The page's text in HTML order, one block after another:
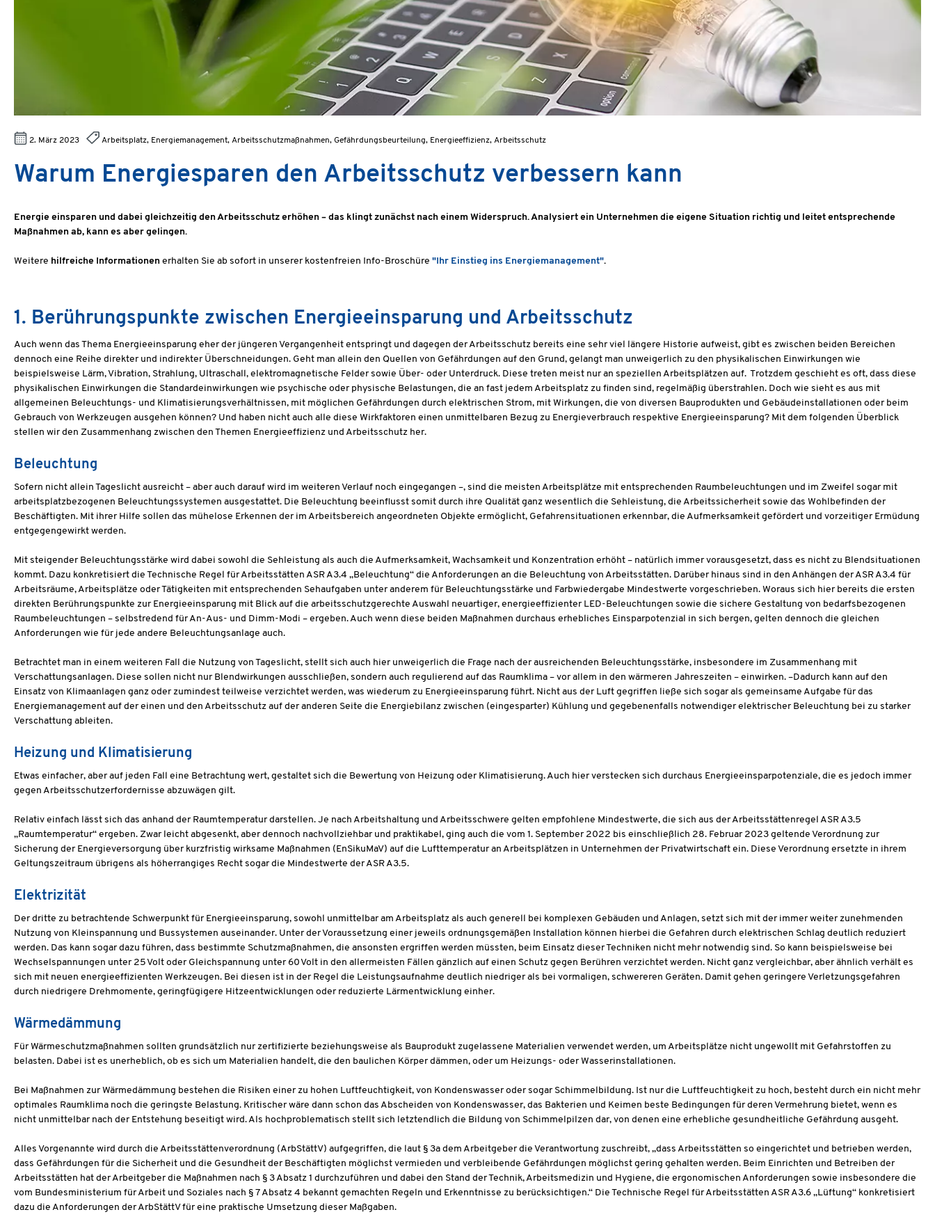
2. März 2023 Arbeitsplatz, Energiemanagement, Arbeitsschutzmaßnahmen, Gefährdungsbeurteilung, Energieeffizienz, Arbeitsschutz
Warum Energiesparen den Arbeitsschutz verbessern kann
Energie einsparen und dabei gleichzeitig den Arbeitsschutz erhöhen – das klingt zunächst nach einem Widerspruch. Analysiert ein Unternehmen die eigene Situation richtig und leitet entsprechende
Maßnahmen ab, kann es aber gelingen.
Weitere hilfreiche Informationen erhalten Sie ab sofort in unserer kostenfreien Info-Broschüre "Ihr Einstieg ins Energiemanagement".
1. Berührungspunkte zwischen Energieeinsparung und Arbeitsschutz
Auch wenn das Thema Energieeinsparung eher der jüngeren Vergangenheit entspringt und dagegen der Arbeitsschutz bereits eine sehr viel längere Historie aufweist, gibt es zwischen beiden Bereichen
dennoch eine Reihe direkter und indirekter Überschneidungen. Geht man allein den Quellen von Gefährdungen auf den Grund, gelangt man unweigerlich zu den physikalischen Einwirkungen wie
beispielsweise Lärm, Vibration, Strahlung, Ultraschall, elektromagnetische Felder sowie Über- oder Unterdruck. Diese treten meist nur an speziellen Arbeitsplätzen auf. Trotzdem geschieht es oft, dass diese
physikalischen Einwirkungen die Standardeinwirkungen wie psychische oder physische Belastungen, die an fast jedem Arbeitsplatz zu finden sind, regelmäßig überstrahlen. Doch wie sieht es aus mit
allgemeinen Beleuchtungs- und Klimatisierungsverhältnissen, mit möglichen Gefährdungen durch elektrischen Strom, mit Wirkungen, die von diversen Bauprodukten und Gebäudeinstallationen oder beim
Gebrauch von Werkzeugen ausgehen können? Und haben nicht auch alle diese Wirkfaktoren einen unmittelbaren Bezug zu Energieverbrauch respektive Energieeinsparung? Mit dem folgenden Überblick
stellen wir den Zusammenhang zwischen den Themen Energieeffizienz und Arbeitsschutz her.
Beleuchtung
Sofern nicht allein Tageslicht ausreicht – aber auch darauf wird im weiteren Verlauf noch eingegangen –, sind die meisten Arbeitsplätze mit entsprechenden Raumbeleuchtungen und im Zweifel sogar mit
arbeitsplatzbezogenen Beleuchtungssystemen ausgestattet. Die Beleuchtung beeinflusst somit durch ihre Qualität ganz wesentlich die Sehleistung, die Arbeitssicherheit sowie das Wohlbefinden der
Beschäftigten. Mit ihrer Hilfe sollen das mühelose Erkennen der im Arbeitsbereich angeordneten Objekte ermöglicht, Gefahrensituationen erkennbar, die Aufmerksamkeit gefördert und vorzeitiger Ermüdung
entgegengewirkt werden.
Mit steigender Beleuchtungsstärke wird dabei sowohl die Sehleistung als auch die Aufmerksamkeit, Wachsamkeit und Konzentration erhöht – natürlich immer vorausgesetzt, dass es nicht zu Blendsituationen
kommt. Dazu konkretisiert die Technische Regel für Arbeitsstätten ASR A3.4 „Beleuchtung“ die Anforderungen an die Beleuchtung von Arbeitsstätten. Darüber hinaus sind in den Anhängen der ASR A3.4 für
Arbeitsräume, Arbeitsplätze oder Tätigkeiten mit entsprechenden Sehaufgaben unter anderem für Beleuchtungsstärke und Farbwiedergabe Mindestwerte vorgeschrieben. Woraus sich hier bereits die ersten
direkten Berührungspunkte zur Energieeinsparung mit Blick auf die arbeitsschutzgerechte Auswahl neuartiger, energieeffizienter LED-Beleuchtungen sowie die sichere Gestaltung von bedarfsbezogenen
Raumbeleuchtungen – selbstredend für An-Aus- und Dimm-Modi – ergeben. Auch wenn diese beiden Maßnahmen durchaus erhebliches Einsparpotenzial in sich bergen, gelten dennoch die gleichen
Anforderungen wie für jede andere Beleuchtungsanlage auch.
Betrachtet man in einem weiteren Fall die Nutzung von Tageslicht, stellt sich auch hier unweigerlich die Frage nach der ausreichenden Beleuchtungsstärke, insbesondere im Zusammenhang mit
Verschattungsanlagen. Diese sollen nicht nur Blendwirkungen ausschließen, sondern auch regulierend auf das Raumklima – vor allem in den wärmeren Jahreszeiten – einwirken. –Dadurch kann auf den
Einsatz von Klimaanlagen ganz oder zumindest teilweise verzichtet werden, was wiederum zu Energieeinsparung führt. Nicht aus der Luft gegriffen ließe sich sogar als gemeinsame Aufgabe für das
Energiemanagement auf der einen und den Arbeitsschutz auf der anderen Seite die Energiebilanz zwischen (eingesparter) Kühlung und gegebenenfalls notwendiger elektrischer Beleuchtung bei zu starker
Verschattung ableiten.
Heizung und Klimatisierung
Etwas einfacher, aber auf jeden Fall eine Betrachtung wert, gestaltet sich die Bewertung von Heizung oder Klimatisierung. Auch hier verstecken sich durchaus Energieeinsparpotenziale, die es jedoch immer
gegen Arbeitsschutzerfordernisse abzuwägen gilt.
Relativ einfach lässt sich das anhand der Raumtemperatur darstellen. Je nach Arbeitshaltung und Arbeitsschwere gelten empfohlene Mindestwerte, die sich aus der Arbeitsstättenregel ASR A3.5
„Raumtemperatur“ ergeben. Zwar leicht abgesenkt, aber dennoch nachvollziehbar und praktikabel, ging auch die vom 1. September 2022 bis einschließlich 28. Februar 2023 geltende Verordnung zur
Sicherung der Energieversorgung über kurzfristig wirksame Maßnahmen (EnSikuMaV) auf die Lufttemperatur an Arbeitsplätzen in Unternehmen der Privatwirtschaft ein. Diese Verordnung ersetzte in ihrem
Geltungszeitraum übrigens als höherrangiges Recht sogar die Mindestwerte der ASR A3.5.
Elektrizität
Der dritte zu betrachtende Schwerpunkt für Energieeinsparung, sowohl unmittelbar am Arbeitsplatz als auch generell bei komplexen Gebäuden und Anlagen, setzt sich mit der immer weiter zunehmenden
Nutzung von Kleinspannung und Bussystemen auseinander. Unter der Voraussetzung einer jeweils ordnungsgemäßen Installation können hierbei die Gefahren durch elektrischen Schlag deutlich reduziert
werden. Das kann sogar dazu führen, dass bestimmte Schutzmaßnahmen, die ansonsten ergriffen werden müssten, beim Einsatz dieser Techniken nicht mehr notwendig sind. So kann beispielsweise bei
Wechselspannungen unter 25 Volt oder Gleichspannung unter 60 Volt in den allermeisten Fällen gänzlich auf einen Schutz gegen Berühren verzichtet werden. Nicht ganz vergleichbar, aber ähnlich verhält es
sich mit neuen energieeffizienten Werkzeugen. Bei diesen ist in der Regel die Leistungsaufnahme deutlich niedriger als bei vormaligen, schwereren Geräten. Damit gehen geringere Verletzungsgefahren
durch niedrigere Drehmomente, geringfügigere Hitzeentwicklungen oder reduzierte Lärmentwicklung einher.
Wärmedämmung
Für Wärmeschutzmaßnahmen sollten grundsätzlich nur zertifizierte beziehungsweise als Bauprodukt zugelassene Materialien verwendet werden, um Arbeitsplätze nicht ungewollt mit Gefahrstoffen zu
belasten. Dabei ist es unerheblich, ob es sich um Materialien handelt, die den baulichen Körper dämmen, oder um Heizungs- oder Wasserinstallationen.
Bei Maßnahmen zur Wärmedämmung bestehen die Risiken einer zu hohen Luftfeuchtigkeit, von Kondenswasser oder sogar Schimmelbildung. Ist nur die Luftfeuchtigkeit zu hoch, besteht durch ein nicht mehr
optimales Raumklima noch die geringste Belastung. Kritischer wäre dann schon das Abscheiden von Kondenswasser, das Bakterien und Keimen beste Bedingungen für deren Vermehrung bietet, wenn es
nicht unmittelbar nach der Entstehung beseitigt wird. Als hochproblematisch stellt sich letztendlich die Bildung von Schimmelpilzen dar, von denen eine erhebliche gesundheitliche Gefährdung ausgeht.
Alles Vorgenannte wird durch die Arbeitsstättenverordnung (ArbStättV) aufgegriffen, die laut § 3a dem Arbeitgeber die Verantwortung zuschreibt, „dass Arbeitsstätten so eingerichtet und betrieben werden,
dass Gefährdungen für die Sicherheit und die Gesundheit der Beschäftigten möglichst vermieden und verbleibende Gefährdungen möglichst gering gehalten werden. Beim Einrichten und Betreiben der
Arbeitsstätten hat der Arbeitgeber die Maßnahmen nach § 3 Absatz 1 durchzuführen und dabei den Stand der Technik, Arbeitsmedizin und Hygiene, die ergonomischen Anforderungen sowie insbesondere die
vom Bundesministerium für Arbeit und Soziales nach § 7 Absatz 4 bekannt gemachten Regeln und Erkenntnisse zu berücksichtigen.“ Die Technische Regel für Arbeitsstätten ASR A3.6 „Lüftung“ konkretisiert
dazu die Anforderungen der ArbStättV für eine praktische Umsetzung dieser Maßgaben.